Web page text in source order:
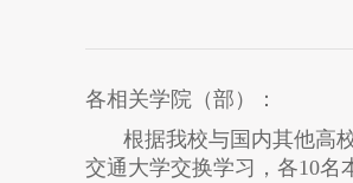
各相关学院（部）
：
根据我校与国内其他高
交通大学交换学习，各10名